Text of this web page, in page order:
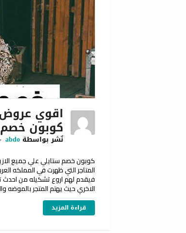
اقوي عروض
كوبون خصم ST061
نٌشر بواسطة abdo
المتاجر التي ظهرت في المملكه
فيقدم لهم اروع تشكيله من احدث
الاخري حيث يهتم المتجر بالموضه
قراءة المزيد